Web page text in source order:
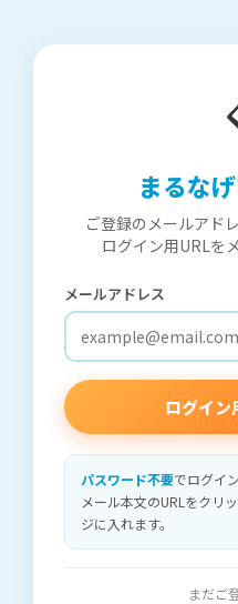
まるな
ご登録のメールアド
ログイン用URLを
メールアドレス
ログイン
パスワード不要でログイ
メール本文のURLをクリ
ジに入れます。
まだご